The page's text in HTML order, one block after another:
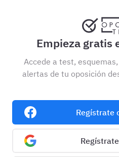
Empieza gratis
Accede a test,
alertas de tu oposición
Regístrate